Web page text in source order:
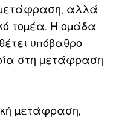
μετάφραση, αλλά
τομέα. Η ομάδα
υπόβαθρο
στη μετάφραση
μετάφραση,